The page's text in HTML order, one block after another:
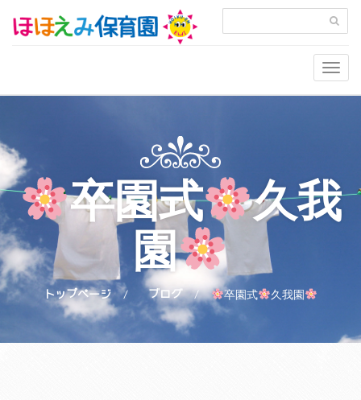
卒園式
久我
園
トップページ ブログ 卒園式 久我園